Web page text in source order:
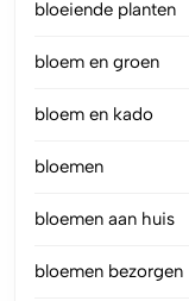
bloeiende planten
bloem en groen
bloem en kado
bloemen
bloemen aan huis
bloemen bezorgen